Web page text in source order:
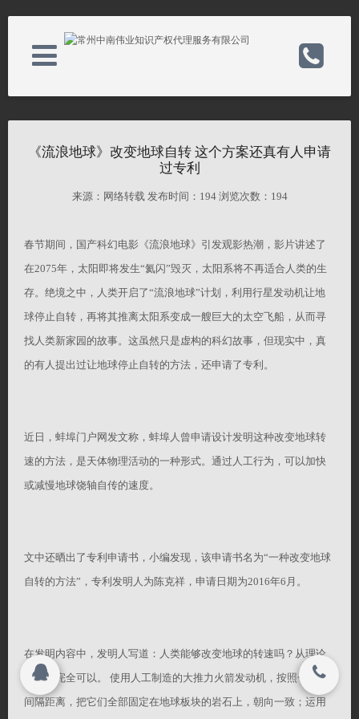
国内商标
国际专利
伟业资讯
其它服务
Copyright 2015-2016
电话：0519-85607090
手机：13327886566
网址：www.zj426.com
关闭
rights reserved.
《流浪地球》改变地球自转 这个方案还真有人申请
过专利
来源：网络转载 发布时间： 194 浏览次数： 194
春节期间，国产科幻电影《流浪地球》引发观影热潮，影片讲述了
在2075年，太阳即将发生“氦闪”毁灭，太阳系将不再适合人类的生
存。绝境之中，人类开启了“流浪地球”计划，利用行星发动机让地
球停止自转，再将其推离太阳系变成一艘巨大的太空飞船，从而寻
找人类新家园的故事。这虽然只是虚构的科幻故事，但现实中，真
的有人提出过让地球停止自转的方法，还申请了专利。
近日，蚌埠门户网发文称，蚌埠人曾申请设计发明这种改变地球转
速的方法，是天体物理活动的一种形式。通过人工行为，可以加快
或减慢地球饶轴自传的速度。
文中还晒出了专利申请书，小编发现，该申请书名为“一种改变地球
自转的方法”，专利发明人为陈克祥，申请日期为2016年6月。
在发明内容中，发明人写道：人类能够改变地球的转速吗？从理论
上说，完全可以。 使用人工制造的大推力火箭发动机，按照一定的
间隔距离，把它们全部固定在地球板块的岩石上，朝向一致；运用